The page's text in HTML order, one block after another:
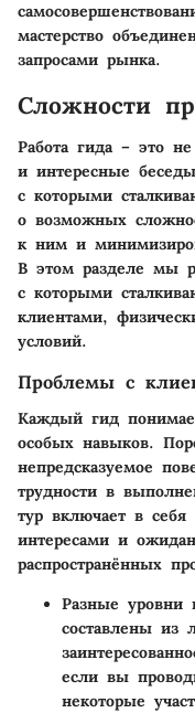
мастерство
запросами рынка.
Сложности
Работа гида – это
и интересные
с которыми
о возможных
к ним и
В этом разделе мы
с которыми
клиентами,
условий.
Проблемы с
Каждый гид
особых навыков.
непредсказуемое
трудности в
тур включает в
интересами и
распространённых
Разные уровни
составлены из
если вы
некоторые